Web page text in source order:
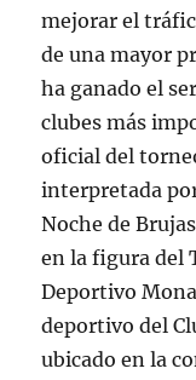
mejorar el
de una mayor
ha ganado el
clubes más
oficial del
interpretada
Noche de
en la figura del
Deportivo
deportivo del
ubicado en la